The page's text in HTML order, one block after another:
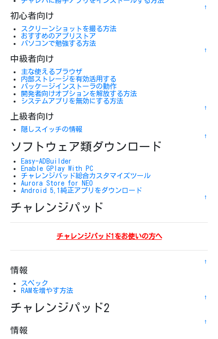
↑
初心者向け
スクリーンショットを撮る方法
おすすめのアプリストア
パソコンで勉強する方法
↑
中級者向け
主な使えるブラウザ
内部ストレージを有効活用する
パッケージインストーラの動作
開発者向けオプションを解放する方法
システムアプリを無効にする方法
↑
上級者向け
隠しスイッチの情報
↑
ソフトウェア類ダウンロード
Easy-ADBuilder
Enable GPlay With PC
チャレンジパッド総合カスタマイズツール
Aurora Store for NEO
Android 5.1純正アプリをダウンロード
↑
チャレンジパッド
チャレンジパッド1をお使いの方へ
↑
情報
スペック
RAMを増やす方法
↑
チャレンジパッド2
↑
情報